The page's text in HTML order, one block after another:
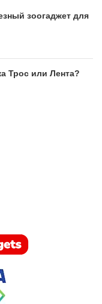
зоогаджет для
Трос или Лента?